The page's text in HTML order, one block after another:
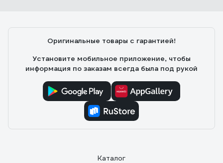
Оригинальные товары с гарантией!
Установите мобильное приложение, чтобы
информация по заказам всегда была под рукой
Каталог